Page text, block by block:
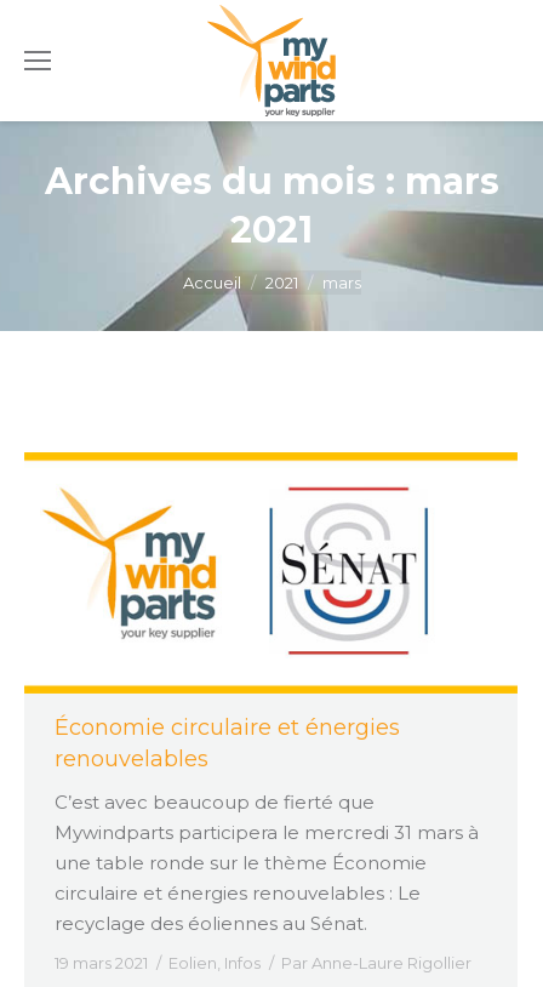
Archives du mois : mars
2021
Accueil 2021 mars
Économie circulaire et énergies
renouvelables
C’est avec beaucoup de fierté que
Mywindparts participera le mercredi 31 mars à
une table ronde sur le thème Économie
circulaire et énergies renouvelables : Le
recyclage des éoliennes au Sénat.
19 mars 2021 Eolien Infos Par Anne-Laure Rigollier